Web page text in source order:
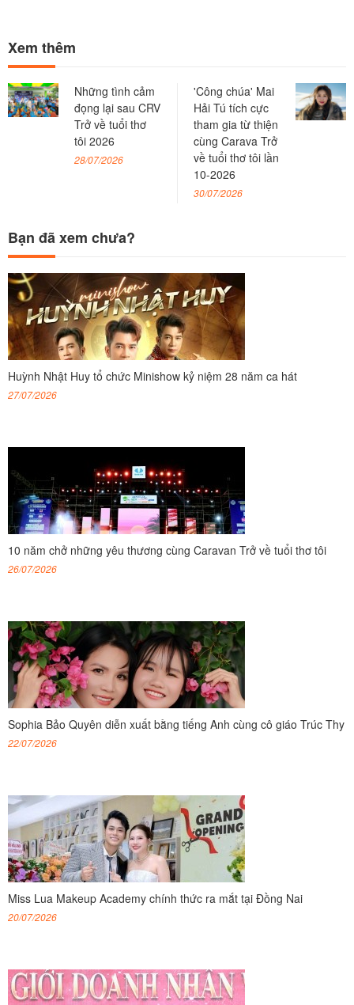
Xem thêm
Những tình cảm
đọng lại sau CRV
Trở về tuổi thơ
tôi 2026
28/07/2026
'Công chúa' Mai
Hải Tú tích cực
tham gia từ thiện
cùng Carava Trở
về tuổi thơ tôi lần
10-2026
30/07/2026
Bạn đã xem chưa?
Huỳnh Nhật Huy tổ chức Minishow kỷ niệm 28 năm ca hát
27/07/2026
10 năm chở những yêu thương cùng Caravan Trở về tuổi thơ tôi
26/07/2026
Sophia Bảo Quyên diễn xuất bằng tiếng Anh cùng cô giáo Trúc Thy
22/07/2026
Miss Lua Makeup Academy chính thức ra mắt tại Đồng Nai
20/07/2026